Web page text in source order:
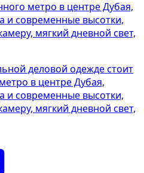
деловой одежде стоит
в центре Дубая,
и современные высотки,
мягкий дневной свет,